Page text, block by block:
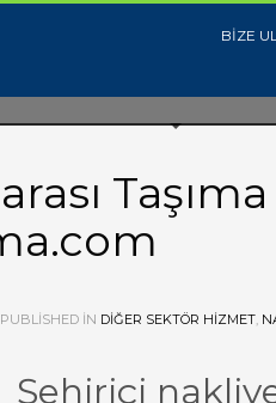
BİZE
Taşıma
PUBLISHED IN DIĞER SEKTÖR HIZMET,
Şehiriçi